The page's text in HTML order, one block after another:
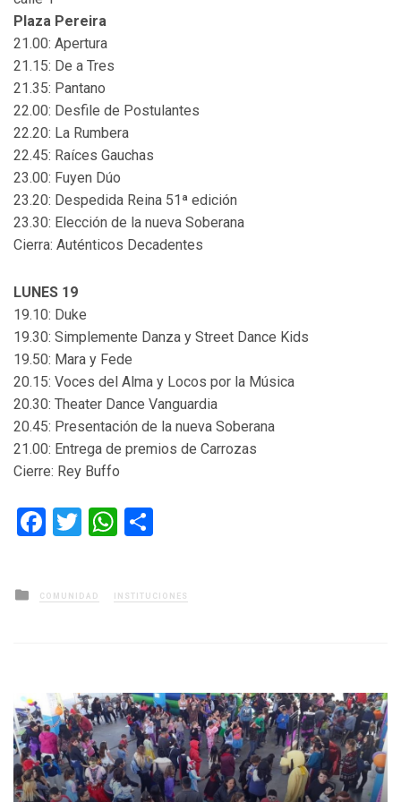
Plaza Pereira
21.00: Apertura
21.15: De a Tres
21.35: Pantano
22.00: Desfile de Postulantes
22.20: La Rumbera
22.45: Raíces Gauchas
23.00: Fuyen Dúo
23.20: Despedida Reina 51ª edición
23.30: Elección de la nueva Soberana
Cierra: Auténticos Decadentes
LUNES 19
19.10: Duke
19.30: Simplemente Danza y Street Dance Kids
19.50: Mara y Fede
20.15: Voces del Alma y Locos por la Música
20.30: Theater Dance Vanguardia
20.45: Presentación de la nueva Soberana
21.00: Entrega de premios de Carrozas
Cierre: Rey Buffo
Facebook
TwitterWhatsApp
Posted
in
COMUNIDAD INSTITUCIONES